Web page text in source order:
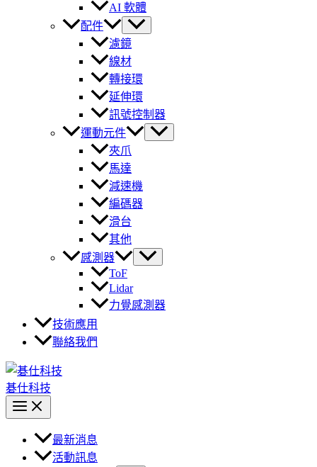
AI 軟體
配件
濾鏡
線材
轉接環
延伸環
訊號控制器
運動元件
夾爪
馬達
減速機
編碼器
滑台
其他
感測器
ToF
Lidar
力覺感測器
技術應用
聯絡我們
碁仕科技
最新消息
活動訊息